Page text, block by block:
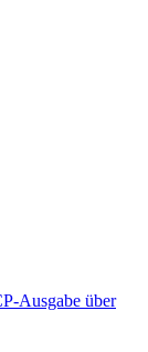
Ausgabe über